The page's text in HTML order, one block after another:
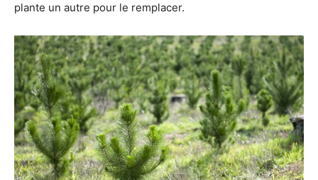
plante un autre pour le remplacer.